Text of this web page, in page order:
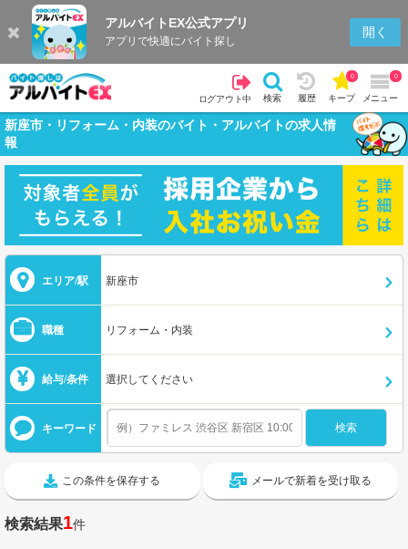
アルバイトEX公式アプリ
アプリで快適にバイト探し
開く
ログアウト中 検索 履歴 キープ
0
メニュー
0
新座市・リフォーム・内装のバイト・アルバイトの求人情
報
エリア/駅 新座市
職種 リフォーム・内装
給与/条件 選択してください
キーワード
この条件を保存する メールで新着を受け取る
検索結果1件